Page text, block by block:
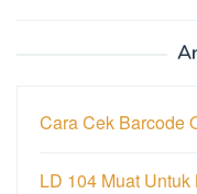
Cara Cek Barcode
LD 104 Muat